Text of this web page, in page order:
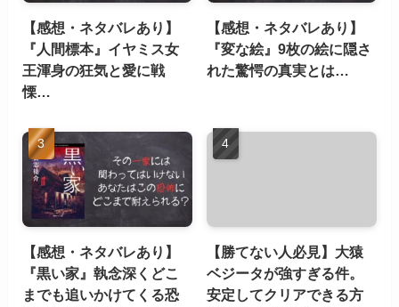
【感想・ネタバレあり】
『人間標本』イヤミス女
王渾身の狂気と愛に戦
慄…
【感想・ネタバレあり】
『変な絵』9枚の絵に隠さ
れた驚愕の真実とは…
【感想・ネタバレあり】
『黒い家』執念深くどこ
までも追いかけてくる恐
【勝てない人必見】大猿
ベジータが強すぎる件。
安定してクリアできる方